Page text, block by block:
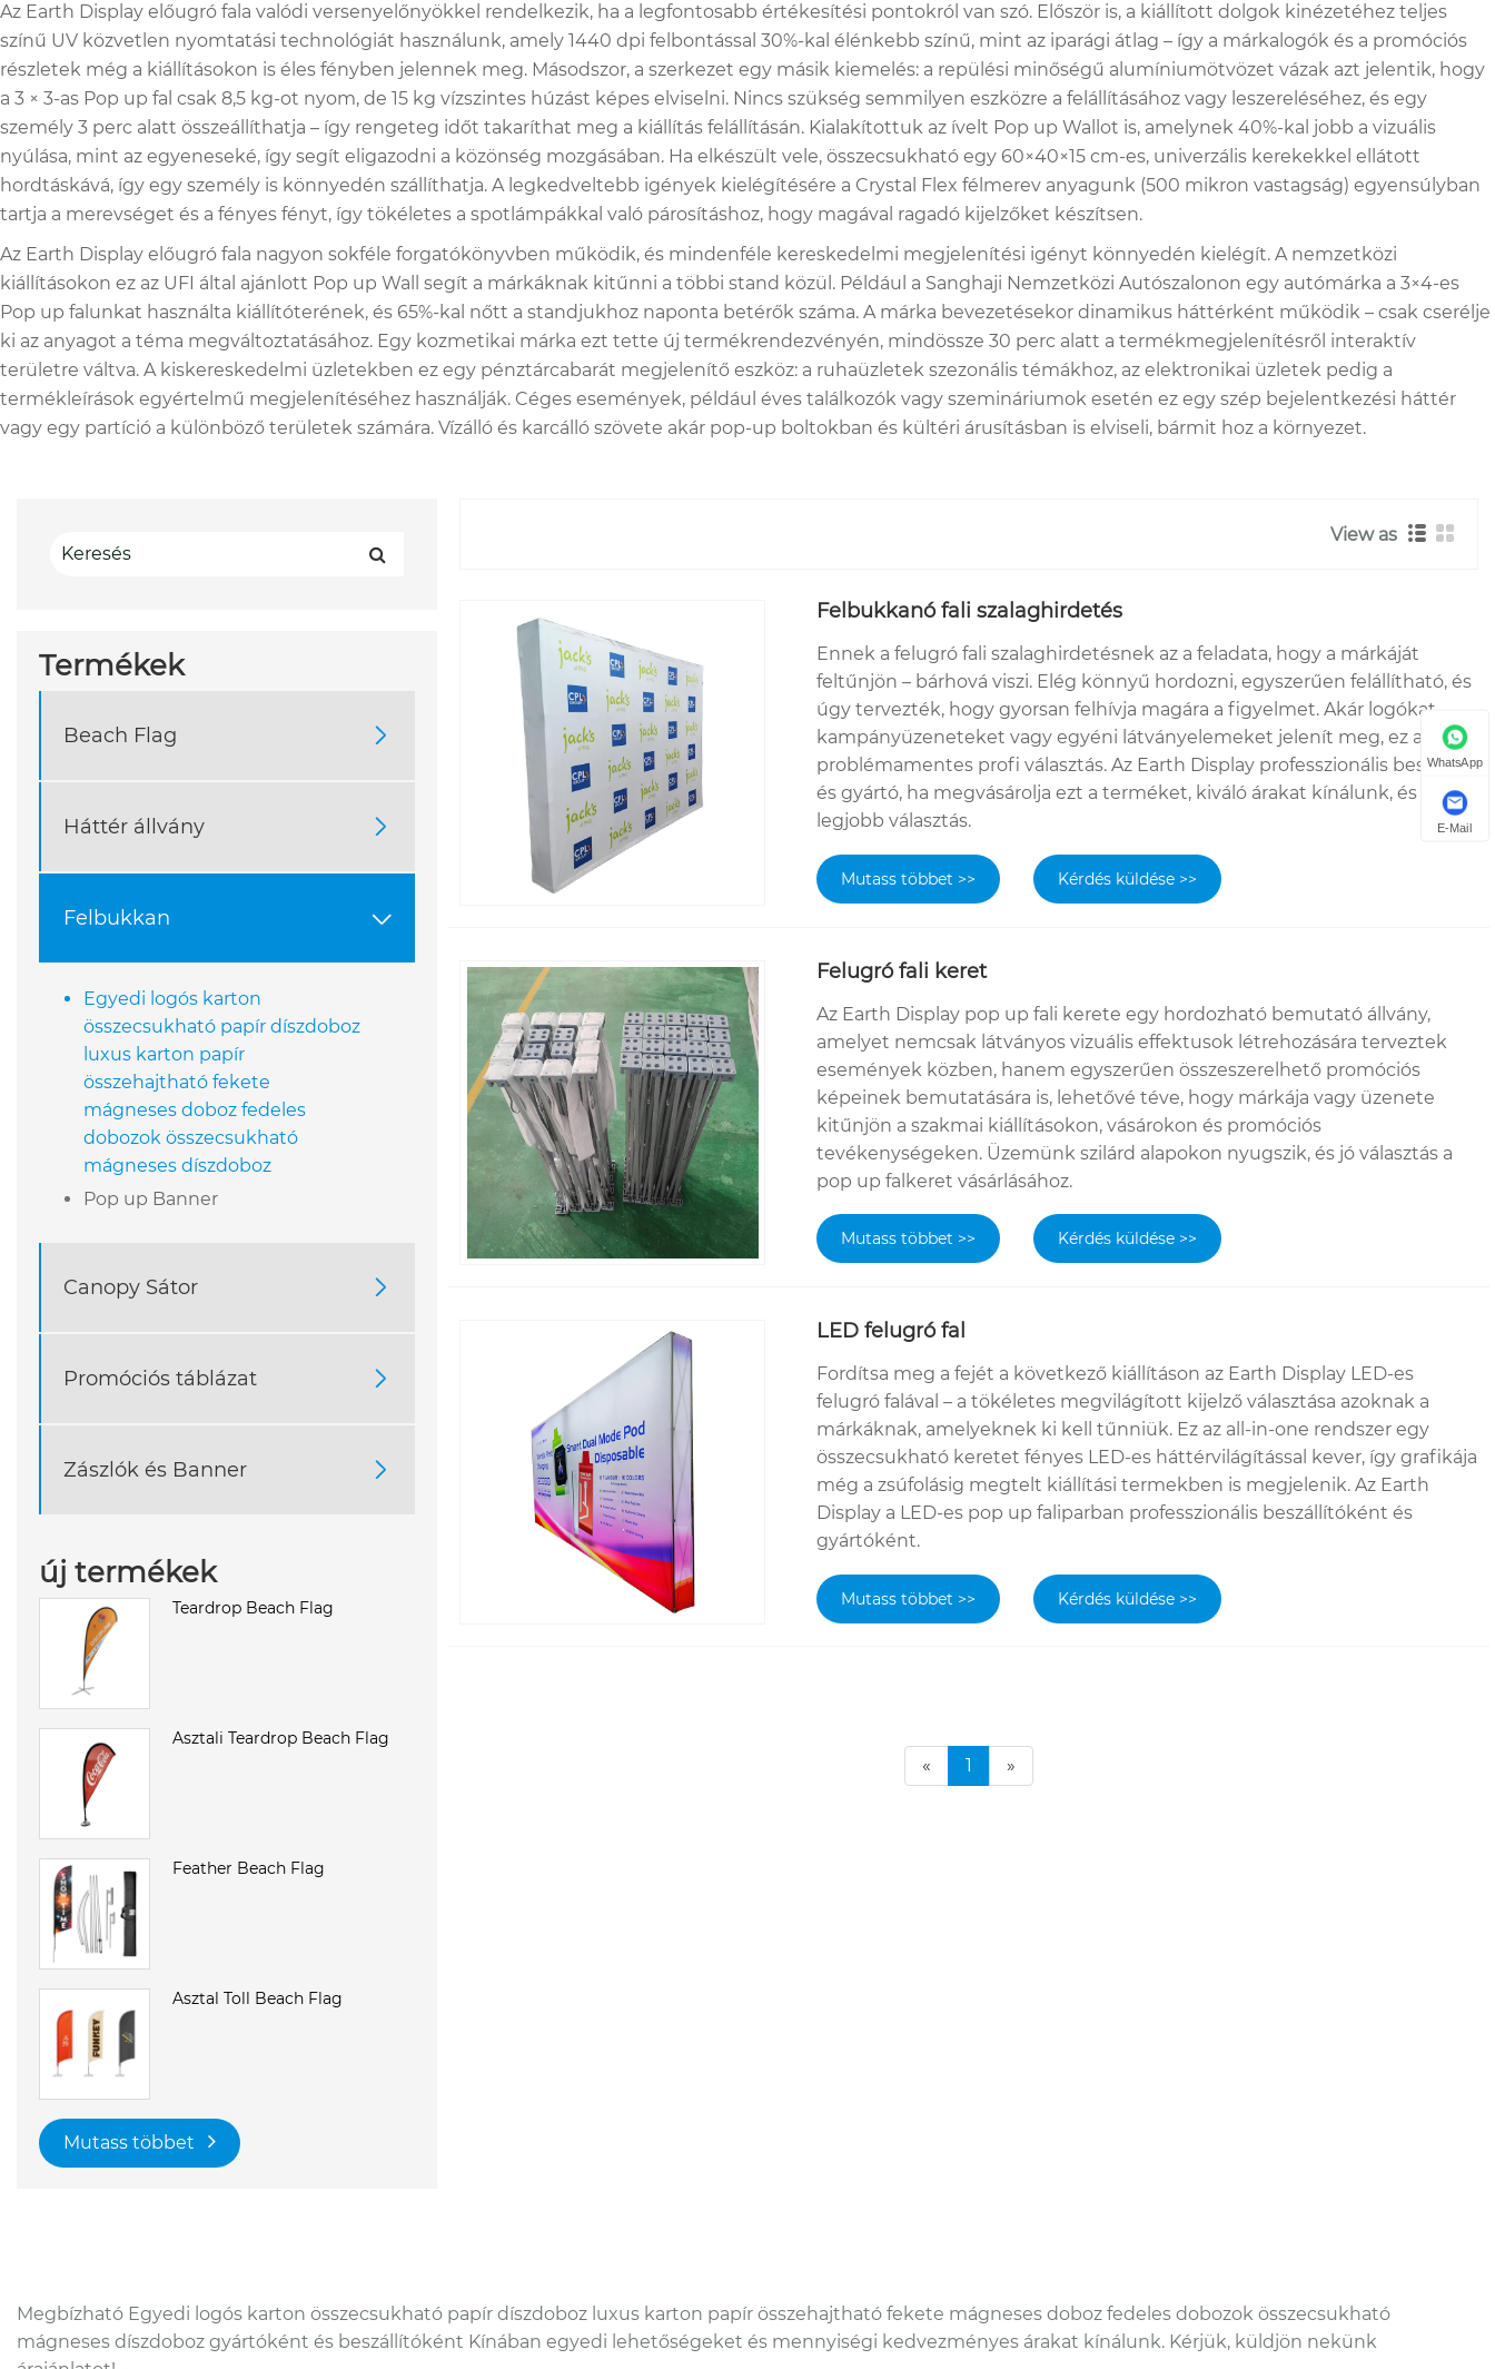
Az Earth Display előugró fala valódi versenyelőnyökkel rendelkezik, ha a legfontosabb értékesítési pontokról van szó. Először is, a kiállított dolgok kinézetéhez teljes
színű UV közvetlen nyomtatási technológiát használunk, amely 1440 dpi felbontással 30%-kal élénkebb színű, mint az iparági átlag – így a márkalogók és a promóciós
részletek még a kiállításokon is éles fényben jelennek meg. Másodszor, a szerkezet egy másik kiemelés: a repülési minőségű alumíniumötvözet vázak azt jelentik, hogy
a 3 × 3-as Pop up fal csak 8,5 kg-ot nyom, de 15 kg vízszintes húzást képes elviselni. Nincs szükség semmilyen eszközre a felállításához vagy leszereléséhez, és egy
személy 3 perc alatt összeállíthatja – így rengeteg időt takaríthat meg a kiállítás felállításán. Kialakítottuk az ívelt Pop up Wallot is, amelynek 40%-kal jobb a vizuális
nyúlása, mint az egyeneseké, így segít eligazodni a közönség mozgásában. Ha elkészült vele, összecsukható egy 60×40×15 cm-es, univerzális kerekekkel ellátott
hordtáskává, így egy személy is könnyedén szállíthatja. A legkedveltebb igények kielégítésére a Crystal Flex félmerev anyagunk (500 mikron vastagság) egyensúlyban
tartja a merevséget és a fényes fényt, így tökéletes a spotlámpákkal való párosításhoz, hogy magával ragadó kijelzőket készítsen.
Az Earth Display előugró fala nagyon sokféle forgatókönyvben működik, és mindenféle kereskedelmi megjelenítési igényt könnyedén kielégít. A nemzetközi
kiállításokon ez az UFI által ajánlott Pop up Wall segít a márkáknak kitűnni a többi stand közül. Például a Sanghaji Nemzetközi Autószalonon egy autómárka a 3×4-es
Pop up falunkat használta kiállítóterének, és 65%-kal nőtt a standjukhoz naponta betérők száma. A márka bevezetésekor dinamikus háttérként működik – csak cserélje
ki az anyagot a téma megváltoztatásához. Egy kozmetikai márka ezt tette új termékrendezvényén, mindössze 30 perc alatt a termékmegjelenítésről interaktív
területre váltva. A kiskereskedelmi üzletekben ez egy pénztárcabarát megjelenítő eszköz: a ruhaüzletek szezonális témákhoz, az elektronikai üzletek pedig a
termékleírások egyértelmű megjelenítéséhez használják. Céges események, például éves találkozók vagy szemináriumok esetén ez egy szép bejelentkezési háttér
vagy egy partíció a különböző területek számára. Vízálló és karcálló szövete akár pop-up boltokban és kültéri árusításban is elviseli, bármit hoz a környezet.
Termékek
Beach Flag 
Háttér állvány 
Felbukkan 
Egyedi logós karton
összecsukható papír díszdoboz
luxus karton papír
összehajtható fekete
mágneses doboz fedeles
dobozok összecsukható
mágneses díszdoboz
Pop up Banner
Canopy Sátor 
Promóciós táblázat 
Zászlók és Banner 
új termékek
Teardrop Beach Flag
Asztali Teardrop Beach Flag
Feather Beach Flag
Asztal Toll Beach Flag
Mutass többet
View as
Felbukkanó fali szalaghirdetés
Ennek a felugró fali szalaghirdetésnek az a feladata, hogy a márkáját
feltűnjön – bárhová viszi. Elég könnyű hordozni, egyszerűen felállítható, és
úgy tervezték, hogy gyorsan felhívja magára a figyelmet. Akár logókat,
kampányüzeneteket vagy egyéni látványelemeket jelenít meg, ez a
problémamentes profi választás. Az Earth Display professzionális beszállító
és gyártó, ha megvásárolja ezt a terméket, kiváló árakat kínálunk, és ez a
legjobb választás.
Mutass többet >> Kérdés küldése >>
Felugró fali keret
Az Earth Display pop up fali kerete egy hordozható bemutató állvány,
amelyet nemcsak látványos vizuális effektusok létrehozására terveztek
események közben, hanem egyszerűen összeszerelhető promóciós
képeinek bemutatására is, lehetővé téve, hogy márkája vagy üzenete
kitűnjön a szakmai kiállításokon, vásárokon és promóciós
tevékenységeken. Üzemünk szilárd alapokon nyugszik, és jó választás a
pop up falkeret vásárlásához.
Mutass többet >> Kérdés küldése >>
LED felugró fal
Fordítsa meg a fejét a következő kiállításon az Earth Display LED-es
felugró falával – a tökéletes megvilágított kijelző választása azoknak a
márkáknak, amelyeknek ki kell tűnniük. Ez az all-in-one rendszer egy
összecsukható keretet fényes LED-es háttérvilágítással kever, így grafikája
még a zsúfolásig megtelt kiállítási termekben is megjelenik. Az Earth
Display a LED-es pop up faliparban professzionális beszállítóként és
gyártóként.
Mutass többet >> Kérdés küldése >>
« 1 »
Megbízható Egyedi logós karton összecsukható papír díszdoboz luxus karton papír összehajtható fekete mágneses doboz fedeles dobozok összecsukható
mágneses díszdoboz gyártóként és beszállítóként Kínában egyedi lehetőségeket és mennyiségi kedvezményes árakat kínálunk. Kérjük, küldjön nekünk
WhatsApp
E-Mail